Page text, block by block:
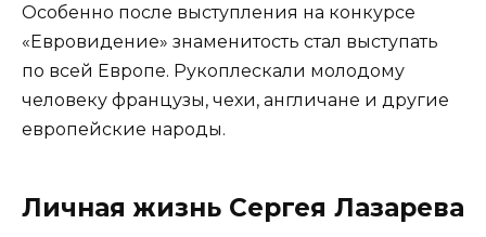
Особенно после выступления на конкурсе
«Евровидение» знаменитость стал выступать
по всей Европе. Рукоплескали молодому
человеку французы, чехи, англичане и другие
европейские народы.
Личная жизнь Сергея Лазарева